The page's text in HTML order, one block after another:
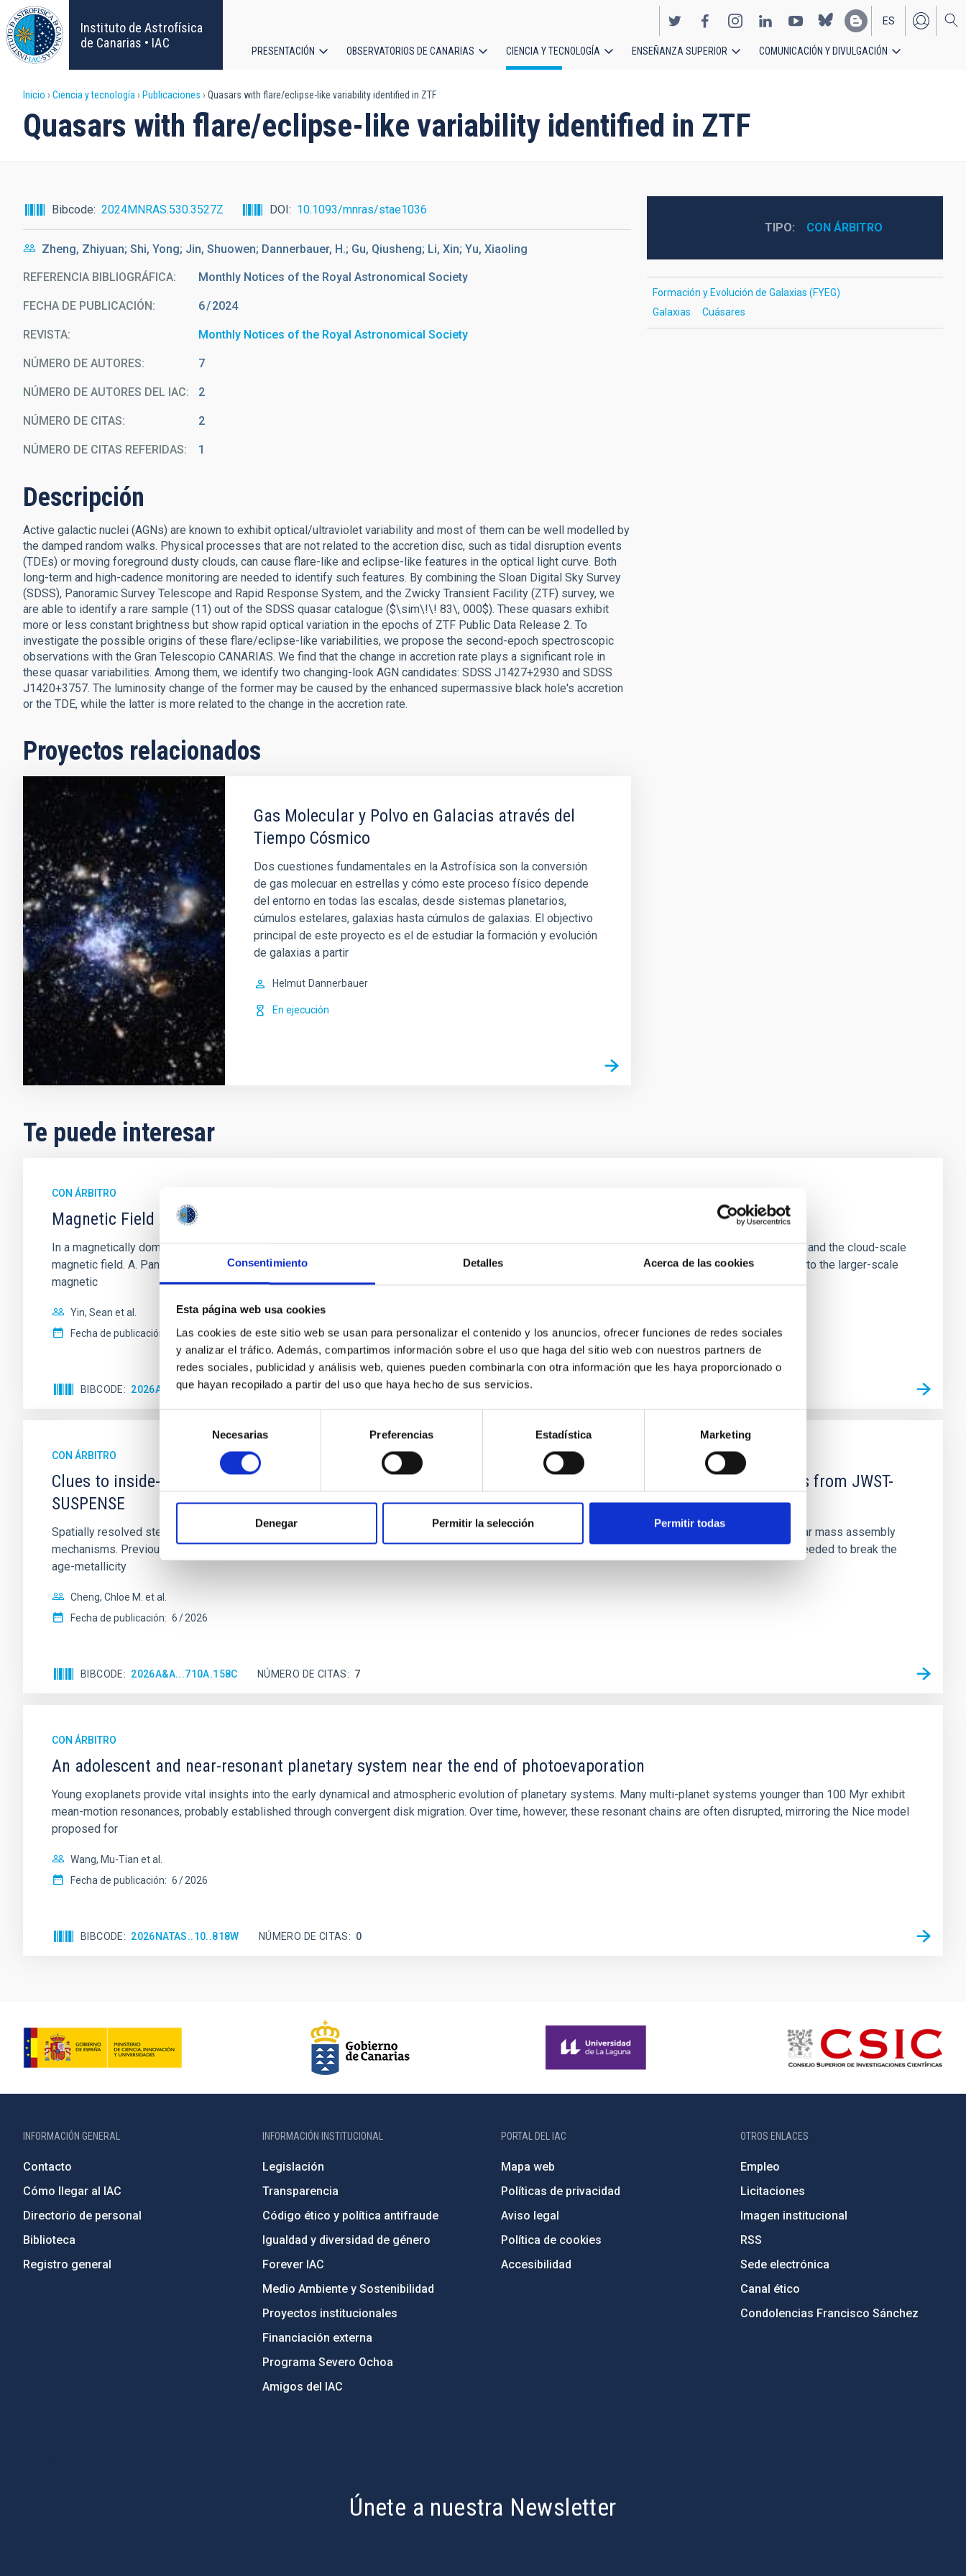
Consentimiento Detalles Acerca de las cookies
Esta página web usa cookies
Las cookies de este sitio web se usan para personalizar el contenido y los anuncios, ofrecer funciones de redes sociales
y analizar el tráfico. Además, compartimos información sobre el uso que haga del sitio web con nuestros partners de
redes sociales, publicidad y análisis web, quienes pueden combinarla con otra información que les haya proporcionado o
que hayan recopilado a partir del uso que haya hecho de sus servicios.
consentimiento
Necesarias Preferencias Estadística Marketing
Denegar Permitir la selección Permitir todas
Pasar
al
contenido
principal
Instituto de Astrofísica
de Canarias • IAC
EN
ES
principal
PRESENTACIÓN OBSERVATORIOS DE CANARIAS CIENCIA Y TECNOLOGÍA ENSEÑANZA SUPERIOR COMUNICACIÓN Y DIVULGACIÓN
Sobrescribir
enlaces
ayuda
a
la
navegación
Inicio Ciencia y tecnología Publicaciones Quasars with flare/eclipse-like variability identified in ZTF
Quasars with flare/eclipse-like variability identified in ZTF
Bibcode 2024MNRAS.530.3527Z DOI 10.1093/mnras/stae1036
Zheng, Zhiyuan; Shi, Yong; Jin, Shuowen; Dannerbauer, H.; Gu, Qiusheng; Li, Xin; Yu, Xiaoling
REFERENCIA BIBLIOGRÁFICA Monthly Notices of the Royal Astronomical Society
FECHA DE PUBLICACIÓN: 6 2024
REVISTA Monthly Notices of the Royal Astronomical Society
NÚMERO DE AUTORES 7
NÚMERO DE AUTORES DEL IAC 2
NÚMERO DE CITAS 2
NÚMERO DE CITAS REFERIDAS 1
Descripción
Active galactic nuclei (AGNs) are known to exhibit optical/ultraviolet variability and most of them can be well modelled by
the damped random walks. Physical processes that are not related to the accretion disc, such as tidal disruption events
(TDEs) or moving foreground dusty clouds, can cause flare-like and eclipse-like features in the optical light curve. Both
long-term and high-cadence monitoring are needed to identify such features. By combining the Sloan Digital Sky Survey
(SDSS), Panoramic Survey Telescope and Rapid Response System, and the Zwicky Transient Facility (ZTF) survey, we
are able to identify a rare sample (11) out of the SDSS quasar catalogue ($\sim\!\! 83\, 000$). These quasars exhibit
more or less constant brightness but show rapid optical variation in the epochs of ZTF Public Data Release 2. To
investigate the possible origins of these flare/eclipse-like variabilities, we propose the second-epoch spectroscopic
observations with the Gran Telescopio CANARIAS. We find that the change in accretion rate plays a significant role in
these quasar variabilities. Among them, we identify two changing-look AGN candidates: SDSS J1427+2930 and SDSS
J1420+3757. The luminosity change of the former may be caused by the enhanced supermassive black hole's accretion
or the TDE, while the latter is more related to the change in the accretion rate.
Proyectos relacionados
Gas Molecular y Polvo en Galacias através del
Tiempo Cósmico
Dos cuestiones fundamentales en la Astrofísica son la conversión
de gas molecuar en estrellas y cómo este proceso físico depende
del entorno en todas las escalas, desde sistemas planetarios,
cúmulos estelares, galaxias hasta cúmulos de galaxias. El objectivo
principal de este proyecto es el de estudiar la formación y evolución
de galaxias a partir
Helmut Dannerbauer
En ejecución
TIPO CON ÁRBITRO
Formación y Evolución de Galaxias (FYEG)
Galaxias
Cuásares
Te puede interesar
CON ÁRBITRO
Magnetic Field Alignment with Dense Cores in the Transition between Cloud and Core Scales
In a magnetically dominated model of star formation, we expect to see alignments between the magnetic field orientation of star-forming dense cores and the cloud-scale
magnetic field. A. Pandhi et al. showed instead, however, that the orientation of cores and their angular momentum vectors appear random with respect to the larger-scale
magnetic
Yin, Sean et al.
Fecha de publicación:
2026
BIBCODE 2026APJ..1003...83Y NÚMERO DE CITAS 0
CON ÁRBITRO
Clues to inside-out quenching in quiescent galaxies at 1.2 ≲ z ≲ 2.2: Age, Fe-, and Mg-abundance gradients from JWST-
SUSPENSE
Spatially resolved stellar populations of massive quiescent galaxies at cosmic noon provide powerful insights into star-formation quenching and stellar mass assembly
mechanisms. Previous photometric studies have revealed that the cores of these galaxies are redder than their outskirts. However, spectroscopy is needed to break the
age-metallicity
Cheng, Chloe M. et al.
Fecha de publicación: 6 2026
BIBCODE 2026A&A...710A.158C NÚMERO DE CITAS 7
CON ÁRBITRO
An adolescent and near-resonant planetary system near the end of photoevaporation
Young exoplanets provide vital insights into the early dynamical and atmospheric evolution of planetary systems. Many multi-planet systems younger than 100 Myr exhibit
mean-motion resonances, probably established through convergent disk migration. Over time, however, these resonant chains are often disrupted, mirroring the Nice model
proposed for
Wang, Mu-Tian et al.
Fecha de publicación: 6 2026
BIBCODE 2026NATAS..10..818W NÚMERO DE CITAS 0
INFORMACIÓN GENERAL
Contacto
Cómo llegar al IAC
Directorio de personal
Biblioteca
Registro general
INFORMACIÓN INSTITUCIONAL
Legislación
Transparencia
Código ético y política antifraude
Igualdad y diversidad de género
Forever IAC
Medio Ambiente y Sostenibilidad
Proyectos institucionales
Financiación externa
Programa Severo Ochoa
Amigos del IAC
PORTAL DEL IAC
Mapa web
Políticas de privacidad
Aviso legal
Política de cookies
Accesibilidad
OTROS ENLACES
Empleo
Licitaciones
Imagen institucional
RSS
Sede electrónica
Canal ético
Condolencias Francisco Sánchez
Únete a nuestra Newsletter